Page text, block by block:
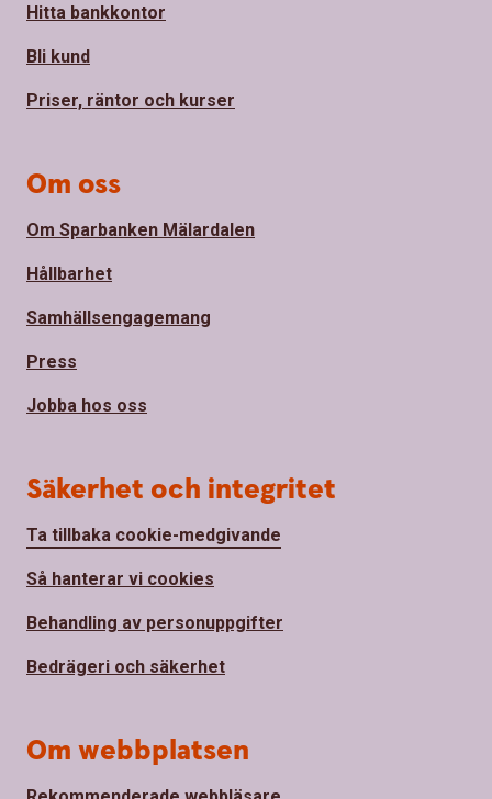
Hitta bankkontor
Bli kund
Priser, räntor och kurser
Om oss
Om Sparbanken Mälardalen
Hållbarhet
Samhällsengagemang
Press
Jobba hos oss
Säkerhet och integritet
Ta tillbaka cookie-medgivande
Så hanterar vi cookies
Behandling av personuppgifter
Bedrägeri och säkerhet
Om webbplatsen